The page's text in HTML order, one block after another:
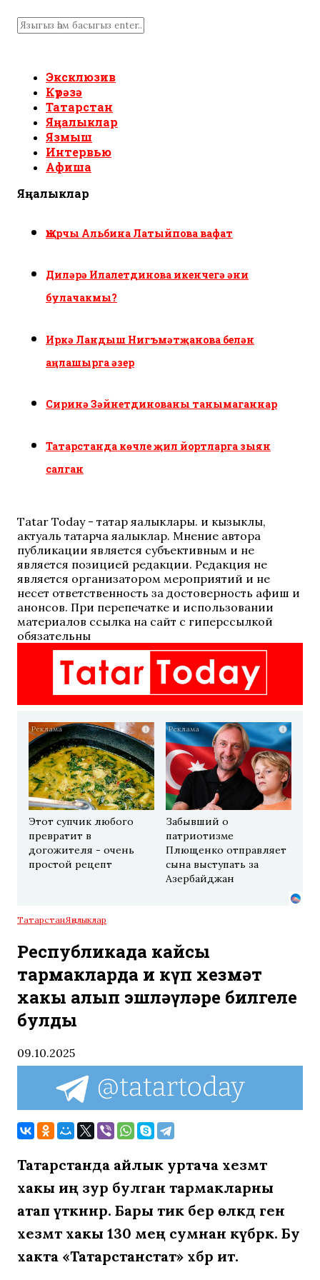
Эксклюзив
Күрәзә
Татарстан
Яңалыклар
Язмыш
Интервью
Афиша
Яңалыклар
Җырчы Альбина Латыйпова вафат
Диләрә Илалетдинова икенчегә әни
булачакмы?
Иркә Ландыш Нигъмәтҗанова белән
аңлашырга әзер
Сиринә Зәйнетдинованы танымаганнар
Татарстанда көчле җил йортларга зыян
салган
Tatar Today - татар яңалыклары. иң кызыклы,
актуаль татарча яңалыклар. Мнение автора
публикации является субъективным и не
является позицией редакции. Редакция не
является организатором мероприятий и не
несет ответственность за достоверность афиш и
анонсов. При перепечатке и использовании
материалов ссылка на сайт с гиперссылкой
обязательны
i
Этот супчик любого
превратит в
догожителя - очень
простой рецепт
i
Забывший о
патриотизме
Плющенко отправляет
сына выступать за
Азербайджан
ТатарстанЯңалыклар
Республикада кайсы
тармакларда иң күп хезмәт
хакы алып эшләүләре билгеле
булды
09.10.2025
Татарстанда айлык уртача хезмәт
хакы иң зур булган тармакларны
атап үткәннәр. Бары тик бер өлкәдә генә
хезмәт хакы 130 мең сумнан күбрәк. Бу
хакта «Татарстанстат» хәбәр итә.